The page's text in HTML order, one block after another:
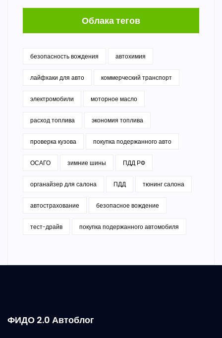
Облака тегов
безопасность вождения автохимия
лайфхаки для авто коммерческий транспорт
электромобили моторное масло
расход топлива экономия топлива
проверка кузова покупка подержанного авто
ОСАГО зимние шины ПДД РФ
органайзер для салона ПДД тюнинг салона
автострахование безопасное вождение
тест-драйв покупка подержанного автомобиля
ФИДО 2.0 Автоблог